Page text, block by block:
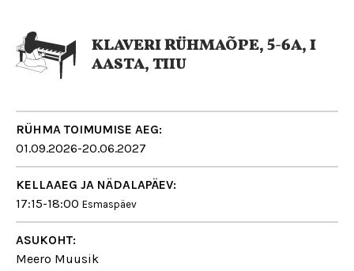
KLAVERI RÜHMAÕPE, 5-6A, I
AASTA, TIIU
RÜHMA TOIMUMISE AEG:
01.09.2026-20.06.2027
KELLAAEG JA NÄDALAPÄEV:
17:15-18:00 Esmaspäev
ASUKOHT:
Meero Muusik